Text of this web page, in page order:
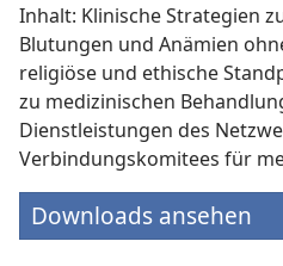
Inhalt: Klinische Strategien
Blutungen und Anämien
religiöse und ethische
zu medizinischen
Dienstleistungen des
Verbindungs­komitees für
Downloads ansehen